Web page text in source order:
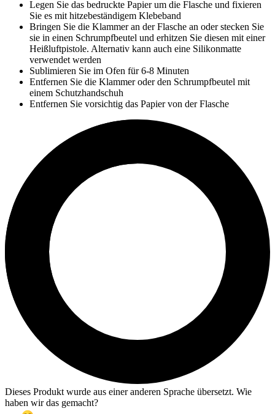
Legen Sie das bedruckte Papier um die Flasche und fixieren
Sie es mit hitzebeständigem Klebeband
Bringen Sie die Klammer an der Flasche an oder stecken Sie
sie in einen Schrumpfbeutel und erhitzen Sie diesen mit einer
Heißluftpistole. Alternativ kann auch eine Silikonmatte
verwendet werden
Sublimieren Sie im Ofen für6-8 Minuten
Entfernen Sie die Klammer oder den Schrumpfbeutel mit
einem Schutzhandschuh
Entfernen Sie vorsichtig das Papier von der Flasche
Dieses Produkt wurde aus einer anderen Sprache übersetzt. Wie
haben wir das gemacht?